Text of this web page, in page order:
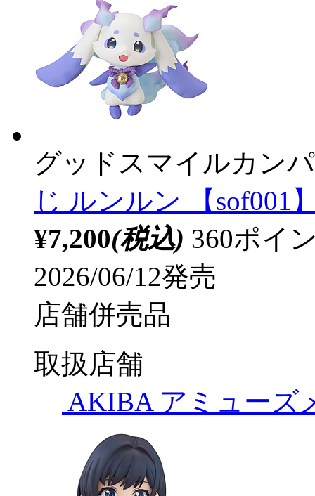
グッドスマイルカン
じ ルンルン 【sof001
¥7,200(税込) 360ポイ
2026/06/12発売
店舗併売品
取扱店舗
AKIBA アミューズ